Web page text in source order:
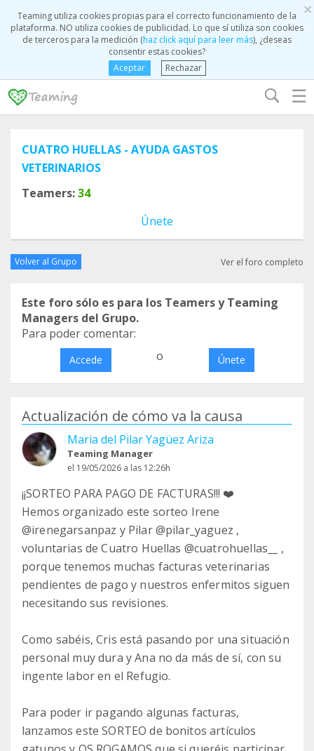
×
Teaming utiliza cookies propias para el correcto funcionamiento de la
plataforma. NO utiliza cookies de publicidad. Lo que sí utiliza son cookies
de terceros para la medición (haz click aquí para leer más), ¿deseas
consentir estas cookies?
Aceptar
Rechazar
☰
CUATRO HUELLAS - AYUDA GASTOS
VETERINARIOS
Teamers:34
Únete
Volver al Grupo Ver el foro completo
Este foro sólo es para los Teamers y Teaming
Managers del Grupo.
Para poder comentar:
Accede o Únete
Actualización de cómo va la causa
Maria del Pilar Yagüez Ariza
Teaming Manager
el 19/05/2026 a las 12:26h
¡¡SORTEO PARA PAGO DE FACTURAS!!! ❤️
Hemos organizado este sorteo Irene
@irenegarsanpaz y Pilar @pilar_yaguez ,
voluntarias de Cuatro Huellas @cuatrohuellas__ ,
porque tenemos muchas facturas veterinarias
pendientes de pago y nuestros enfermitos siguen
necesitando sus revisiones.
Como sabéis, Cris está pasando por una situación
personal muy dura y Ana no da más de sí, con su
ingente labor en el Refugio.
Para poder ir pagando algunas facturas,
lanzamos este SORTEO de bonitos artículos